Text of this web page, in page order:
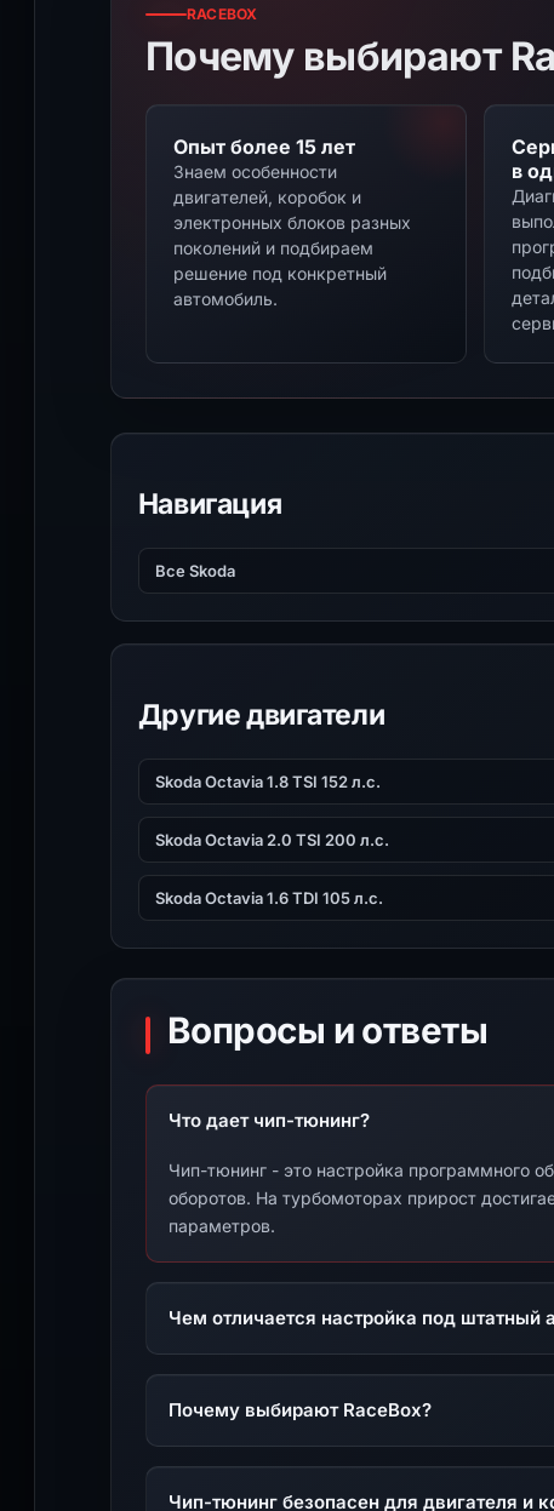
RACEBOX
Почему выбирают
Опыт более 15 лет
Знаем особенности
двигателей, коробок и
электронных блоков разных
поколений и подбираем
решение под конкретный
автомобиль.
в
Навигация
Все Skoda
Другие двигатели
Skoda Octavia 1.8 TSI 152 л.с.
Skoda Octavia 2.0 TSI 200 л.с.
Skoda Octavia 1.6 TDI 105 л.с.
Вопросы и ответы
Что дает чип-тюнинг?
Чип-тюнинг - это настройка программного
оборотов. На турбомоторах прирост
параметров.
Чем отличается настройка под штатный
Почему выбирают RaceBox?
Чип-тюнинг безопасен для двигателя и